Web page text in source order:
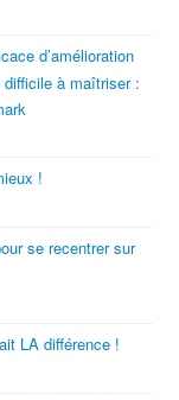
d’amélioration
à maîtriser :
!
se recentrer sur
LA différence !